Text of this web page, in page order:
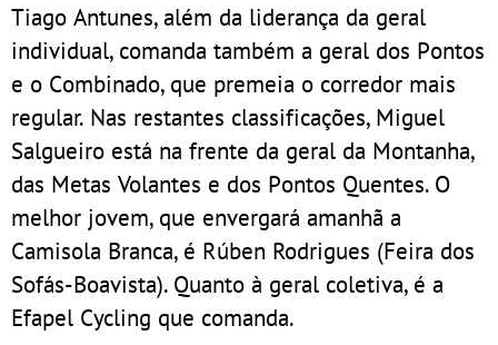
Tiago Antunes, além da liderança da geral
individual, comanda também a geral dos Pontos
e o Combinado, que premeia o corredor mais
regular. Nas restantes classificações, Miguel
Salgueiro está na frente da geral da Montanha,
das Metas Volantes e dos Pontos Quentes. O
melhor jovem, que envergará amanhã a
Camisola Branca, é Rúben Rodrigues (Feira dos
Sofás-Boavista). Quanto à geral coletiva, é a
Efapel Cycling que comanda.